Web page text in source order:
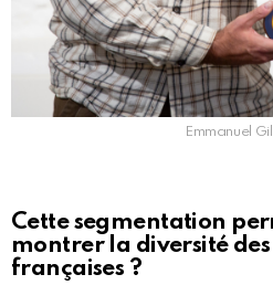
Emmanuel
Cette segmentation
montrer la diversité des
françaises ?